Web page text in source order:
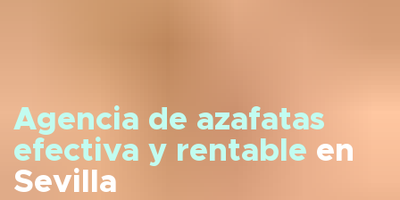
Agencia de azafatas
efectiva y rentable en
Sevilla